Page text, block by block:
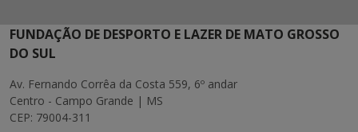
FUNDAÇÃO DE DESPORTO E LAZER DE MATO GROSSO
DO SUL
Av. Fernando Corrêa da Costa 559, 6º andar
Centro - Campo Grande | MS
CEP: 79004-311